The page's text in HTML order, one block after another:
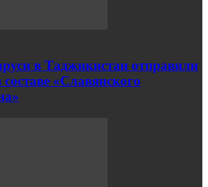
в Таджикистан отправили
«Славянского